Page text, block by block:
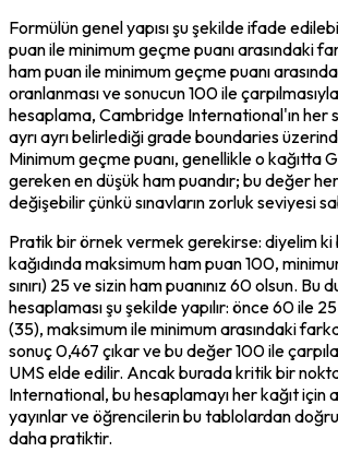
Formülün genel yapısı şu şekilde ifade
puan ile minimum geçme puanı arasındaki
ham puan ile minimum geçme puanı
oranlanması ve sonucun 100 ile
hesaplama, Cambridge International'ın her
ayrı ayrı belirlediği grade boundaries
Minimum geçme puanı, genellikle o kağıtta
gereken en düşük ham puandır; bu değer
değişebilir çünkü sınavların zorluk seviyesi
Pratik bir örnek vermek gerekirse: diyelim ki
kağıdında maksimum ham puan 100,
sınırı) 25 ve sizin ham puanınız 60 olsun. Bu
hesaplaması şu şekilde yapılır: önce 60 ile
(35), maksimum ile minimum arasındaki
sonuç 0,467 çıkar ve bu değer 100 ile
UMS elde edilir. Ancak burada kritik bir
International, bu hesaplamayı her kağıt için
yayınlar ve öğrencilerin bu tablolardan
daha pratiktir.